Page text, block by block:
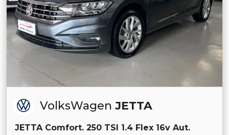
VolksWagen JETTA
JETTA Comfort. 250 TSI 1.4 Flex 16v Aut.